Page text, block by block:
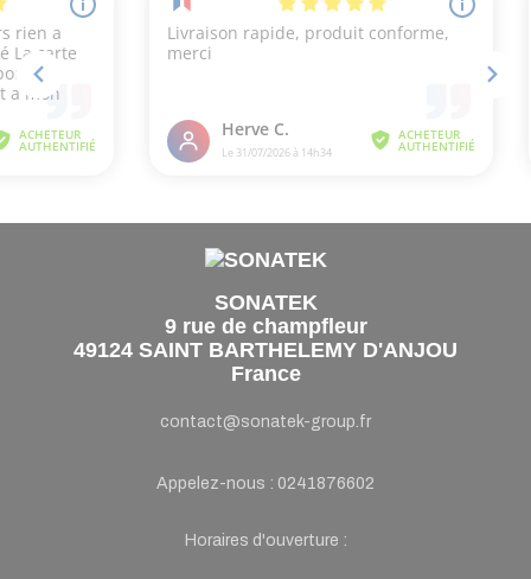
SONATEK
9 rue de champfleur
49124 SAINT BARTHELEMY D'ANJOU
France
contact@sonatek-group.fr
Appelez-nous : 0241876602
Horaires d'ouverture :